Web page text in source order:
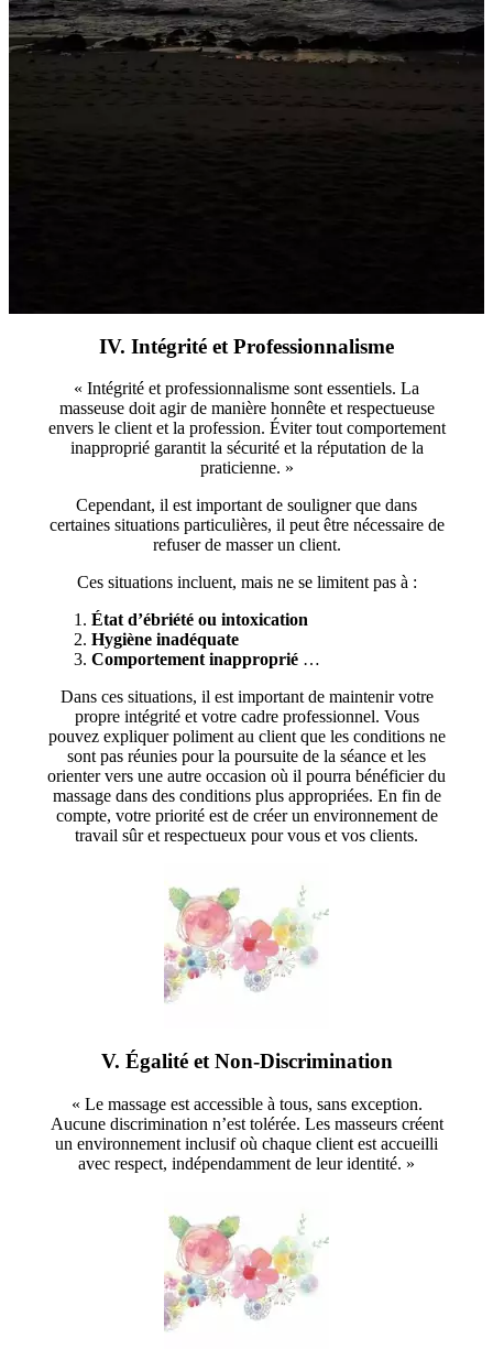
IV. Intégrité et Professionnalisme
« Intégrité et professionnalisme sont essentiels. La
masseuse doit agir de manière honnête et respectueuse
envers le client et la profession. Éviter tout comportement
inapproprié garantit la sécurité et la réputation de la
praticienne. »
Cependant, il est important de souligner que dans
certaines situations particulières, il peut être nécessaire de
refuser de masser un client.
Ces situations incluent, mais ne se limitent pas à :
État d’ébriété ou intoxication
Hygiène inadéquate
Comportement inapproprié …
Dans ces situations, il est important de maintenir votre
propre intégrité et votre cadre professionnel. Vous
pouvez expliquer poliment au client que les conditions ne
sont pas réunies pour la poursuite de la séance et les
orienter vers une autre occasion où il pourra bénéficier du
massage dans des conditions plus appropriées. En fin de
compte, votre priorité est de créer un environnement de
travail sûr et respectueux pour vous et vos clients.
V. Égalité et Non-Discrimination
« Le massage est accessible à tous, sans exception.
Aucune discrimination n’est tolérée. Les masseurs créent
un environnement inclusif où chaque client est accueilli
avec respect, indépendamment de leur identité. »